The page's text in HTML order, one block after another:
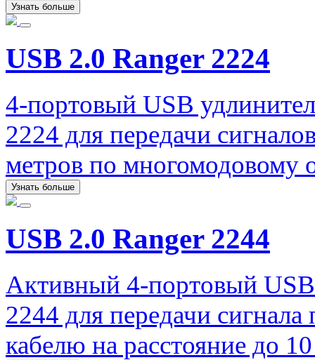
Узнать больше
USB 2.0 Ranger 2224
4-портовый USB
2224 для передачи
метров по многомодовому
Узнать больше
USB 2.0 Ranger 2244
Активный 4-портовый
2244 для передачи
кабелю на расстояние до